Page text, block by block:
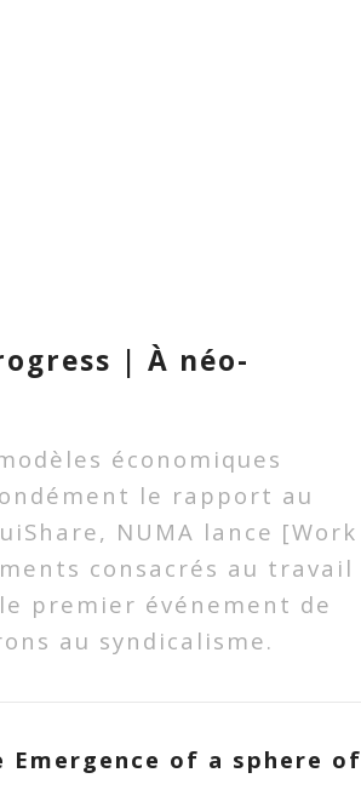
| À néo-
économiques
le rapport au
NUMA lance [Work
consacrés au travail
premier événement de
au syndicalisme.
of a sphere of